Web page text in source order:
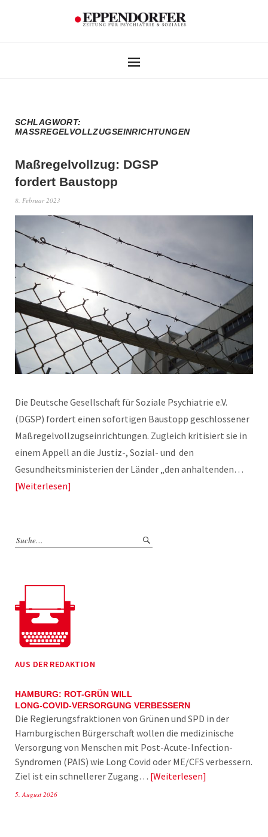
SCHLAGWORT:
MASSREGELVOLLZUGSEINRICHTUNGEN
Maßregelvollzug: DGSP
fordert Baustopp
8. Februar 2023
Die Deutsche Gesellschaft für Soziale Psychiatrie e.V.
(DGSP) fordert einen sofortigen Baustopp geschlossener
Maßregelvollzugseinrichtungen. Zugleich kritisiert sie in
einem Appell an die Justiz-, Sozial- und den
Gesundheitsministerien der Länder „den anhaltenden…
Weiterlesen
AUS DER REDAKTION
HAMBURG: ROT-GRÜN WILL
LONG-COVID-VERSORGUNG VERBESSERN
Die Regierungsfraktionen von Grünen und SPD in der
Hamburgischen Bürgerschaft wollen die medizinische
Versorgung von Menschen mit Post-Acute-Infection-
Syndromen (PAIS) wie Long Covid oder ME/CFS verbessern.
Ziel ist ein schnellerer Zugang… Weiterlesen
5. August 2026